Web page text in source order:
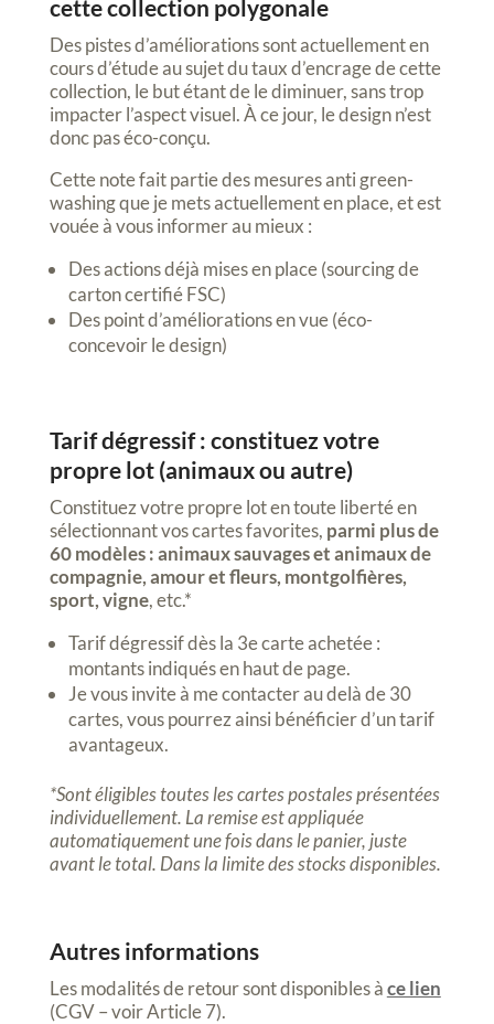
cette collection polygonale
Des pistes d’améliorations sont actuellement en
cours d’étude au sujet du taux d’encrage de cette
collection, le but étant de le diminuer, sans trop
impacter l’aspect visuel. À ce jour, le design n’est
donc pas éco-conçu.
Cette note fait partie des mesures anti green-
washing que je mets actuellement en place, et est
vouée à vous informer au mieux :
Des actions déjà mises en place (sourcing de
carton certifié FSC)
Des point d’améliorations en vue (éco-
concevoir le design)
Tarif dégressif : constituez votre
propre lot (animaux ou autre)
Constituez votre propre lot en toute liberté en
sélectionnant vos cartes favorites, parmi plus de
60 modèles :animaux sauvages et animaux de
compagnie, amour et fleurs, montgolfières,
sport, vigne, etc.*
Tarif dégressif dès la 3e carte achetée :
montants indiqués en haut de page.
Je vous invite à me contacter au delà de 30
cartes, vous pourrez ainsi bénéficier d’un tarif
avantageux.
*Sont éligibles toutes les cartes postales présentées
individuellement. La remise est appliquée
automatiquement une fois dans le panier, juste
avant le total. Dans la limite des stocks disponibles.
Autres informations
Les modalités de retour sont disponibles àce lien
(CGV – voir Article 7).